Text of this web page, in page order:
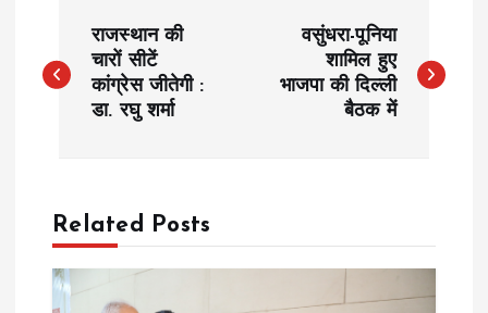
o
n
a
राजस्थान की
चारों सीटें
कांग्रेस जीतेगी :
डा. रघु शर्मा
वसुंधरा-पूनिया
शामिल हुए
भाजपा की दिल्ली
बैठक में
Related Posts